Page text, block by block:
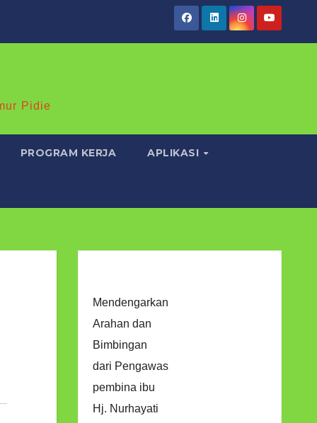
Pidie
PROGRAM KERJA APLIKASI
Mendengarkan
Arahan dan
Bimbingan
dari Pengawas
pembina ibu
Hj. Nurhayati